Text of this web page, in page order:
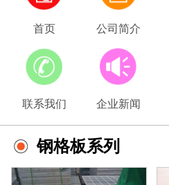
首页 公司简介
联系我们 企业新闻
钢格板系列